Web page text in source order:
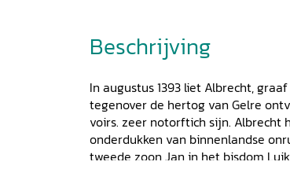
Beschrijving
In augustus 1393 liet Albrecht,
tegenover de hertog van Gelre
voirs. zeer notorftich sijn. Albrecht
onderdukken van binnenlandse
tweede zoon Jan in het bisdom